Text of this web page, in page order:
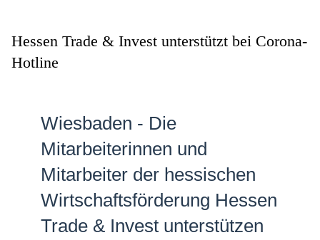
Innovationsfelder
Netzwerke
Hessen Trade & Invest unterstützt bei Corona-
Hotline
Wiesbaden - Die
Mitarbeiterinnen und
Mitarbeiter der hessischen
Wirtschaftsförderung Hessen
Trade & Invest unterstützen